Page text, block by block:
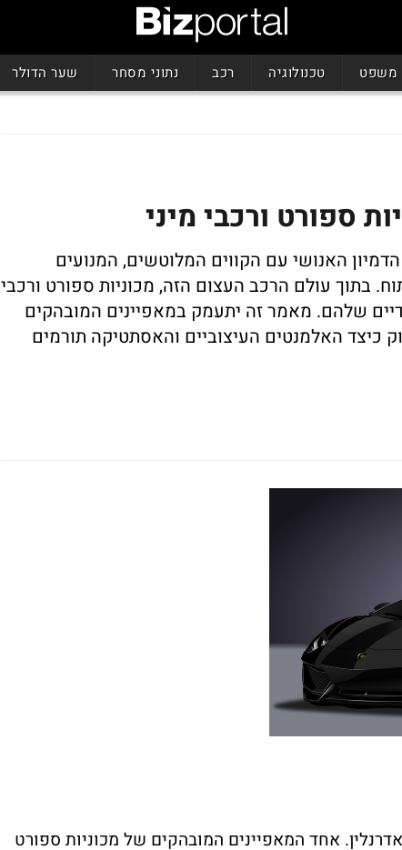
משפט טכנולוגיה רכב נתוני מסחר שער הדולר
ספורט ורכבי מיני
האנושי עם הקווים המלוטשים, המנועים
בתוך עולם הרכב העצום הזה, מכוניות ספורט ורכבי
שלהם. מאמר זה יתעמק במאפיינים המובהקים
כיצד האלמנטים העיצוביים והאסתטיקה תורמים
אחד המאפיינים המובהקים של מכוניות ספורט